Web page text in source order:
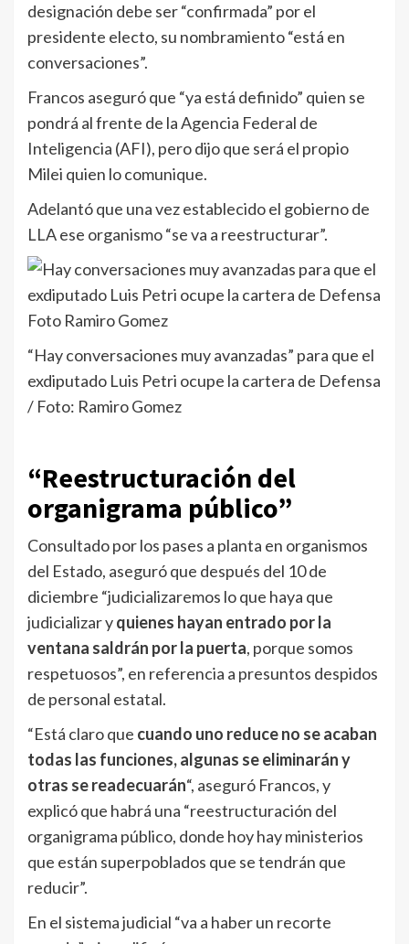
designación debe ser “confirmada” por el
presidente electo, su nombramiento “está en
conversaciones”.
Francos aseguró que “ya está definido” quien se
pondrá al frente de la Agencia Federal de
Inteligencia (AFI), pero dijo que será el propio
Milei quien lo comunique.
Adelantó que una vez establecido el gobierno de
LLA ese organismo “se va a reestructurar”.
“Hay conversaciones muy avanzadas” para que el
exdiputado Luis Petri ocupe la cartera de Defensa
/ Foto: Ramiro Gomez
“Reestructuración del
organigrama público”
Consultado por los pases a planta en organismos
del Estado, aseguró que después del 10 de
diciembre “judicializaremos lo que haya que
judicializar yquienes hayan entrado por la
ventana saldrán por la puerta, porque somos
respetuosos”, en referencia a presuntos despidos
de personal estatal.
“Está claro que cuando uno reduce no se acaban
todas las funciones, algunas se eliminarán y
otras se readecuarán“, aseguró Francos, y
explicó que habrá una “reestructuración del
organigrama público, donde hoy hay ministerios
que están superpoblados que se tendrán que
reducir”.
En el sistema judicial “va a haber un recorte